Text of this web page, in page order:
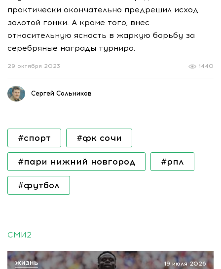
практически окончательно предрешил исход
золотой гонки. А кроме того, внес
относительную ясность в жаркую борьбу за
серебряные награды турнира.
1440
29 октября 2023
Сергей Сальников
#спорт #фк сочи
#пари нижний новгород #рпл
#футбол
СМИ2
19 июля 2026
ЖИЗНЬ